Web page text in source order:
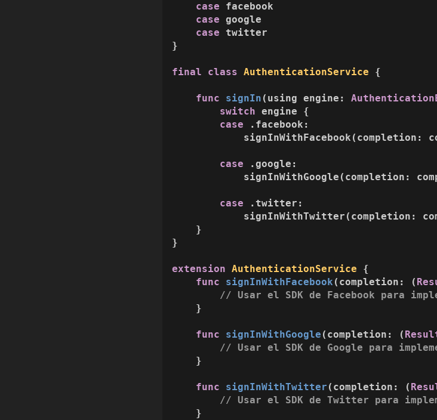
case facebook
case google
case twitter
}
final class AuthenticationService {
func signIn ( using engine :
switch engine {
case .facebook:
signInWithFacebook(completion:
case .google:
signInWithGoogle(completion:
case .twitter:
signInWithTwitter(completion:
    }
}
extension AuthenticationService {
func
signInWithFacebook ( completion : (
// Usar el SDK de Facebook para
    }
func signInWithGoogle ( completion : (
// Usar el SDK de Google para
    }
func signInWithTwitter ( completion : (
// Usar el SDK de Twitter para
    }